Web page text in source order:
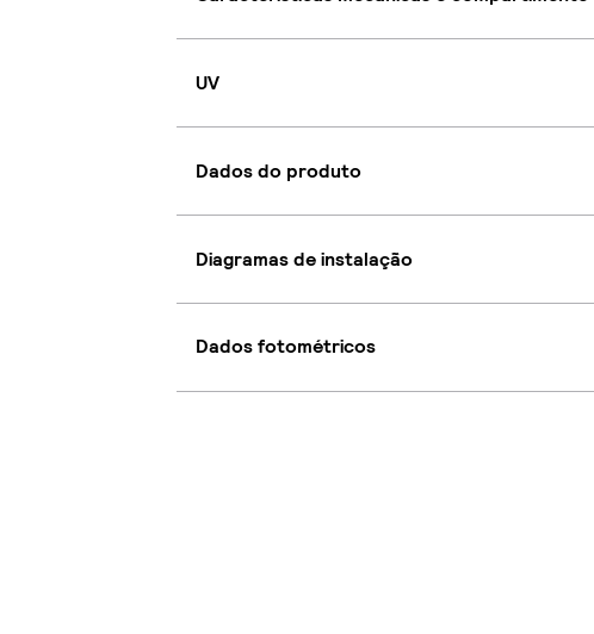
UV
Dados do produto
Diagramas de instalação
Dados fotométricos